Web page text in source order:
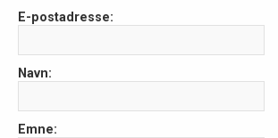
E-postadresse:
Navn:
Emne: